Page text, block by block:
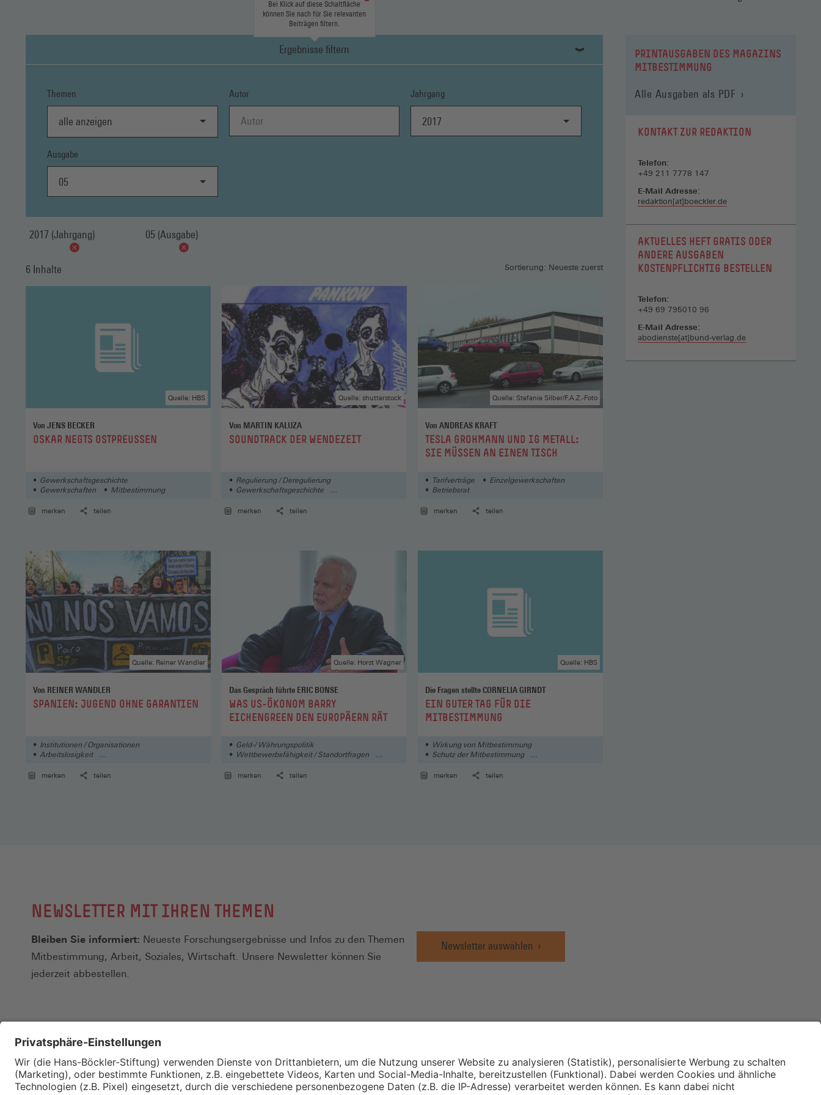
Ergebnisse filtern
Bei Klick auf diese Schaltfläche
können Sie nach für Sie relevanten
Beiträgen filtern.
Themen
alle anzeigen
Autor Jahrgang
2017
Ausgabe
2017 (Jahrgang) 05 (Ausgabe)
6 Inhalte Sortierung: Neueste zuerst
Von JENS BECKER
:OSKAR NEGTS OSTPREUSSEN
Quelle: HBS
Gewerkschaftsgeschichte
Gewerkschaften
Mitbestimmung
merken teilen
Von MARTIN KALUZA
:SOUNDTRACK DER WENDEZEIT
Quelle: shutterstock
Regulierung / Deregulierung
Gewerkschaftsgeschichte
merken
teilen
Von ANDREAS KRAFT
:
TESLA GROHMANN UND IG METALL:
SIE MÜSSEN AN EINEN TISCH
Quelle: Stefanie Silber/F.A.Z.-Foto
Tarifverträge
Einzelgewerkschaften
Betriebsrat
merken teilen
Von REINER WANDLER
:SPANIEN: JUGEND OHNE GARANTIEN
Quelle: Reiner Wandler
Institutionen / Organisationen
Arbeitslosigkeit
merken
teilen
Das Gespräch führte ERIC BONSE
:WAS US-ÖKONOM BARRY
EICHENGREEN DEN EUROPÄERN RÄT
Quelle: Horst Wagner
Geld-/ Währungspolitik
Wettbewerbsfähigkeit / Standortfragen
merken
teilen
Die Fragen stellte CORNELIA GIRNDT
:EIN GUTER TAG FÜR DIE
MITBESTIMMUNG
Quelle: HBS
Wirkung von Mitbestimmung
Schutz der Mitbestimmung
merken
teilen
PRINTAUSGABEN DES MAGAZINS
MITBESTIMMUNG
Alle Ausgaben als PDF
KONTAKT ZUR REDAKTION
Telefon:
+49 211 7778 147
E-Mail Adresse:
redaktion[at]boeckler.de
AKTUELLES HEFT GRATIS ODER
ANDERE AUSGABEN
KOSTENPFLICHTIG BESTELLEN
Telefon:
+49 69 795010 96
E-Mail Adresse:
abodienste[at]bund-verlag.de
NEWSLETTER MIT IHREN THEMEN
Bleiben Sie informiert: Neueste Forschungsergebnisse und Infos zu den Themen
Mitbestimmung, Arbeit, Soziales, Wirtschaft. Unsere Newsletter können Sie
jederzeit abbestellen.
Newsletter auswählen
Kontakt
Wirtschafts- und
Sozialwissenschaftliches
Institut für Makroökonomie
und Konjunkturforschung